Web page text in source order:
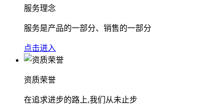
服务理念
服务是产品的一部分、销售的一部分
点击进入
资质荣誉
在追求进步的路上,我们从未止步